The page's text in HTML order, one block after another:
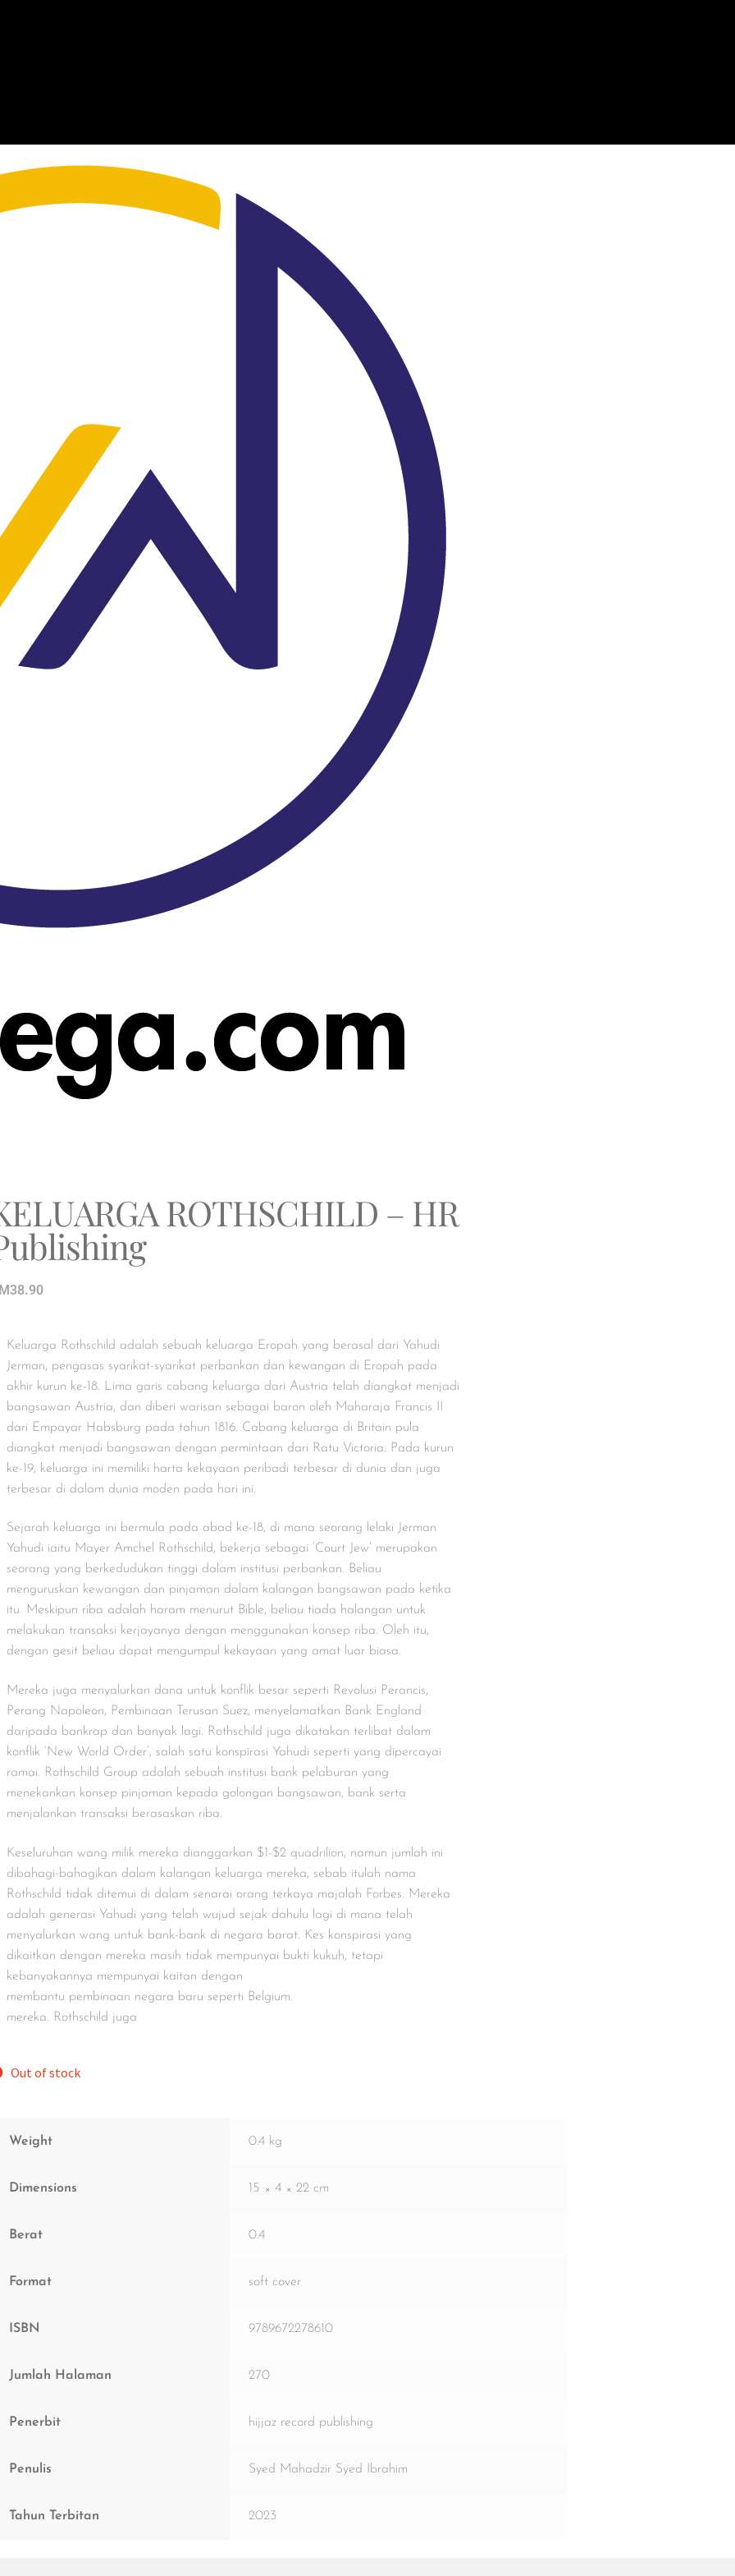
ROTHSCHILD – HR
38.90
Keluarga Rothschild adalah sebuah keluarga Eropah yang berasal dari Yahudi
Jerman, pengasas syarikat-syarikat perbankan dan kewangan di Eropah pada
akhir kurun ke-18. Lima garis cabang keluarga dari Austria telah diangkat menjadi
bangsawan Austria, dan diberi warisan sebagai baron oleh Maharaja Francis II
dari Empayar Habsburg pada tahun 1816. Cabang keluarga di Britain pula
diangkat menjadi bangsawan dengan permintaan dari Ratu Victoria. Pada kurun
ke-19, keluarga ini memiliki harta kekayaan peribadi terbesar di dunia dan juga
terbesar di dalam dunia moden pada hari ini.
Sejarah keluarga ini bermula pada abad ke-18, di mana seorang lelaki Jerman
Yahudi iaitu Mayer Amchel Rothschild, bekerja sebagai ‘Court Jew’ merupakan
seorang yang berkedudukan tinggi dalam institusi perbankan. Beliau
menguruskan kewangan dan pinjaman dalam kalangan bangsawan pada ketika
itu. Meskipun riba adalah haram menurut Bible, beliau tiada halangan untuk
melakukan transaksi kerjayanya dengan menggunakan konsep riba. Oleh itu,
dengan gesit beliau dapat mengumpul kekayaan yang amat luar biasa.
Mereka juga menyalurkan dana untuk konflik besar seperti Revolusi Perancis,
Perang Napoleon, Pembinaan Terusan Suez, menyelamatkan Bank England
daripada bankrap dan banyak lagi. Rothschild juga dikatakan terlibat dalam
konflik ‘New World Order’, salah satu konspirasi Yahudi seperti yang dipercayai
ramai. Rothschild Group adalah sebuah institusi bank pelaburan yang
menekankan konsep pinjaman kepada golongan bangsawan, bank serta
menjalankan transaksi berasaskan riba.
Keseluruhan wang milik mereka dianggarkan $1-$2 quadrilion, namun jumlah ini
dibahagi-bahagikan dalam kalangan keluarga mereka, sebab itulah nama
Rothschild tidak ditemui di dalam senarai orang terkaya majalah Forbes. Mereka
adalah generasi Yahudi yang telah wujud sejak dahulu lagi di mana telah
menyalurkan wang untuk bank-bank di negara barat. Kes konspirasi yang
dikaitkan dengan mereka masih tidak mempunyai bukti kukuh, tetapi
kebanyakannya mempunyai kaitan dengan
membantu pembinaan negara baru seperti Belgium.
mereka. Rothschild juga
Out of stock
Weight 0.4 kg
Dimensions 15 × 4 × 22 cm
Berat 0.4
Format soft cover
ISBN 9789672278610
Jumlah Halaman 270
Penerbit hijjaz record publishing
Penulis Syed Mahadzir Syed Ibrahim
Tahun Terbitan 2023